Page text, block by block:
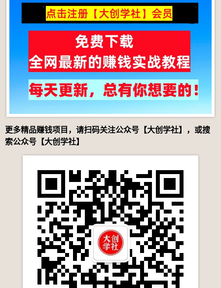
更多精品赚钱项目，请扫码关注公众号【大创学社】，或搜
索公众号【大创学社】